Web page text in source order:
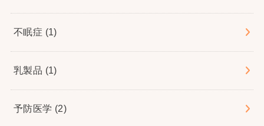
不眠症 (1)
乳製品 (1)
予防医学 (2)